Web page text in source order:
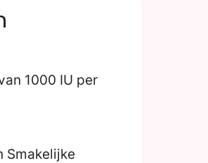
1000 IU per
Smakelijke